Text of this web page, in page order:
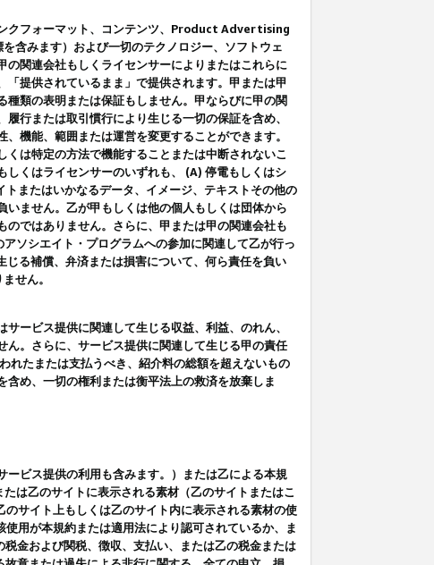
クフォーマット、コンテンツ、Product Advertising
含みます）および一切のテクノロジー、ソフトウェ
関連会社もしくライセンサーによりまたはこれらに
提供されているまま」で提供されます。甲または甲
類の表明または保証もしません。甲ならびに甲の関
行または取引慣行により生じる一切の保証を含め、
機能、範囲または運営を変更することができます。
は特定の方法で機能することまたは中断されないこ
くはライセンサーのいずれも、 (A) 停電もしくはシ
またはいかなるデータ、イメージ、テキストその他の
ません。乙が甲もしくは他の個人もしくは団体から
ではありません。さらに、甲または甲の関連会社も
ソシエイト・プログラムへの参加に関連して乙が行っ
る補償、弁済または損害について、何ら責任を負い
せん。
ービス提供に関連して生じる収益、利益、のれん、
。さらに、サービス提供に関連して生じる甲の責任
れたまたは支払うべき、紹介料の総額を超えないもの
め、一切の権利または衡平法上の救済を放棄しま
ビス提供の利用も含みます。）または乙による本規
は乙のサイトに表示される素材（乙のサイトまたはこ
サイト上もしくは乙のサイト内に表示される素材の使
用が本規約または適用法により認可されているか、ま
金および関税、徴収、支払い、または乙の税金または